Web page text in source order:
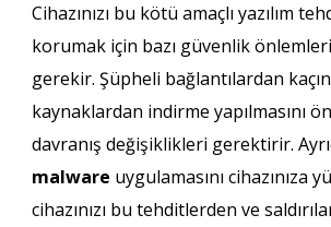
Cihazınızı bu kötü amaçlı yazılım
korumak için bazı güvenlik
gerekir. Şüpheli bağlantılardan
kaynaklardan indirme yapılmasını
davranış değişiklikleri gerektirir.
malware uygulamasını cihazınıza
cihazınızı bu tehditlerden ve